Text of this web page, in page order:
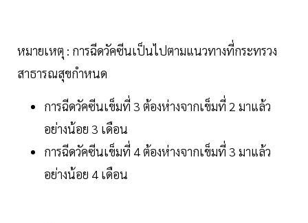
หมายเหตุ : การฉีดวัคซีนเป็นไปตามแนวทางที่กระทรวง
สาธารณสุขกำหนด
การฉีดวัคซีนเข็มที่ 3 ต้องห่างจากเข็มที่ 2 มาแล้ว
อย่างน้อย 3 เดือน
การฉีดวัคซีนเข็มที่ 4 ต้องห่างจากเข็มที่ 3 มาแล้ว
อย่างน้อย 4 เดือน